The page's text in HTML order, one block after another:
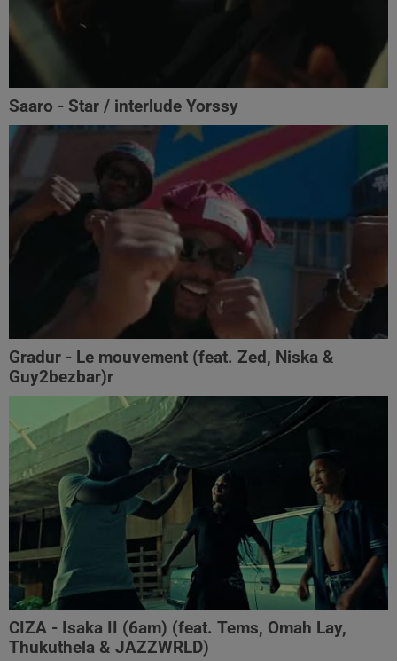
Saaro - Star / interlude Yorssy
Gradur - Le mouvement (feat. Zed, Niska &
Guy2bezbar)r
CIZA - Isaka II (6am) (feat. Tems, Omah Lay,
Thukuthela & JAZZWRLD)